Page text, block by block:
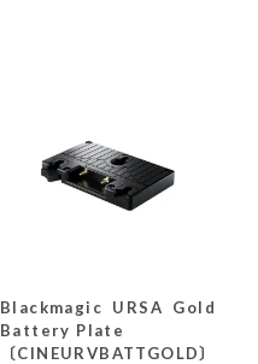
Blackmagic URSA Gold
Battery Plate
〔CINEURVBATTGOLD〕